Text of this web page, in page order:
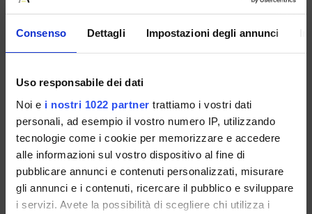
Consenso Dettagli Impostazioni degli annunci
Uso responsabile dei dati
Noi e i nostri 1022 partner trattiamo i vostri dati
personali, ad esempio il vostro numero IP, utilizzando
tecnologie come i cookie per memorizzare e accedere
alle informazioni sul vostro dispositivo al fine di
pubblicare annunci e contenuti personalizzati, misurare
gli annunci e i contenuti, ricercare il pubblico e sviluppare
i servizi. Avete la possibilità di scegliere chi utilizza i
WICKER